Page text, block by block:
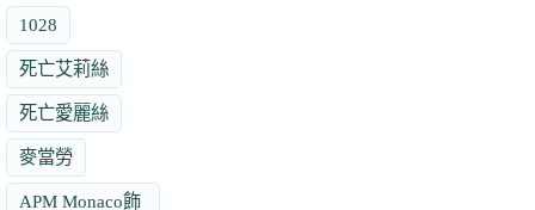
1028
死亡艾莉絲
死亡愛麗絲
麥當勞
APM Monaco飾